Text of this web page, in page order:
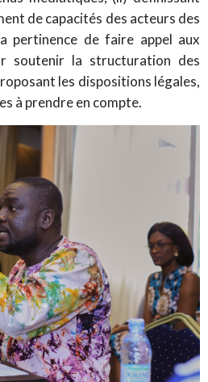
de capacités des acteurs des
pertinence de faire appel aux
soutenir la structuration des
les dispositions légales,
à prendre en compte.